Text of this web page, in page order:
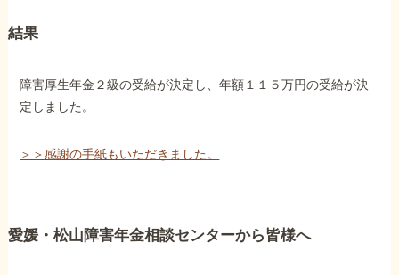
結果
障害厚生年金２級の受給が決定し、年額１１５万円の受給が決
定しました。
＞＞感謝の手紙もいただきました。
愛媛・松山障害年金相談センターから皆様へ